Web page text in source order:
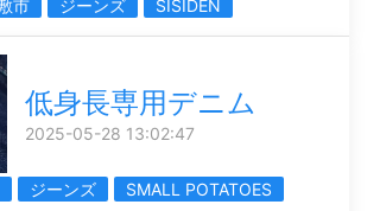
市 ジーンズ SISIDEN
低身長専用デニム
2025-05-28 13:02:47
ジーンズ SMALL POTATOES